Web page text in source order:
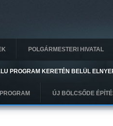
POLGÁRMESTERI HIVATAL
PROGRAM KERETÉN BELÜL
ÚJ BÖLCSŐDE